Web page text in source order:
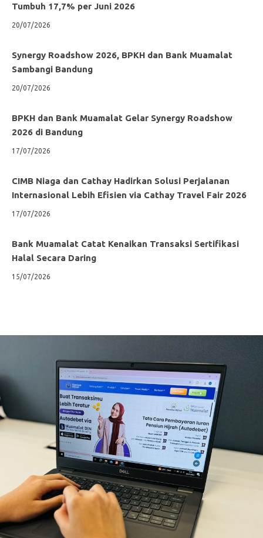
Tumbuh 17,7% per Juni 2026
20/07/2026
Synergy Roadshow 2026, BPKH dan Bank Muamalat
Sambangi Bandung
20/07/2026
BPKH dan Bank Muamalat Gelar Synergy Roadshow
2026 di Bandung
17/07/2026
CIMB Niaga dan Cathay Hadirkan Solusi Perjalanan
Internasional Lebih Efisien via Cathay Travel Fair 2026
17/07/2026
Bank Muamalat Catat Kenaikan Transaksi Sertifikasi
Halal Secara Daring
15/07/2026